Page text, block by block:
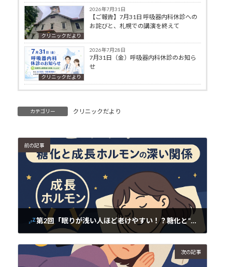
クリニックだより
2026年7月31日
【ご報告】7月31日 呼吸器内科休診への
お詫びと、札幌での講演を終えて
クリニックだより
2026年7月28日
7月31日（金）呼吸器内科休診のお知ら
せ
カテゴリー クリニックだより
前の記事
第2回「眠りが浅い人ほど老けやすい！？糖化と“成長ホルモン”の深い関係」
次の記事